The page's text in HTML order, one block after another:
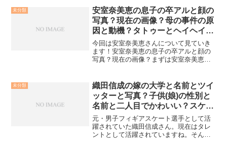
隠す？などなど、ネットで噂されている
ようです。それに...
未分類
安室奈美恵の息子の卒アルと顔の
写真？現在の画像？母の事件の原
因と動機？タトゥーとヘイヘイヘ
イ？
今回は安室奈美恵さんについて見ていき
ます！安室奈美恵の息子の卒アルと顔の
写真？現在の画像？まずは安室奈美恵さ
し、一人息子が生まれます。当時はビッ
グカップルとしてと...
未分類
織田信成の嫁の大学と名前とツイ
ッターと写真？子供(娘)の性別と
名前と二人目でかわいい？スケー
トと幼稚園？
元・男子フィギアスケート選手として活
躍されていた織田信成さん。現在はタレ
ントとして活躍されていますね。そんな